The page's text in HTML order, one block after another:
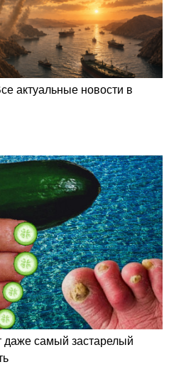
актуальные новости в
даже самый застарелый